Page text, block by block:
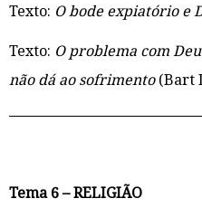
Texto: O bode expiatório e
Texto: O problema com
não dá ao sofrimento(Bart
Tema 6 – RELIGIÃO